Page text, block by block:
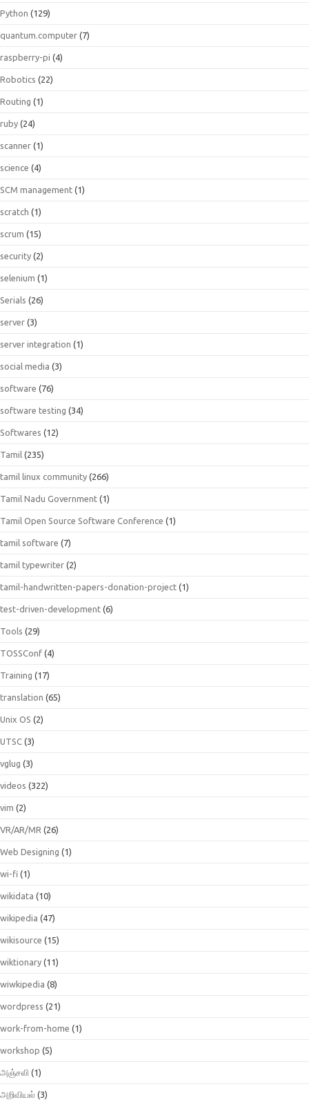
Python (129)
quantum.computer (7)
raspberry-pi (4)
Robotics (22)
Routing (1)
ruby (24)
scanner (1)
science (4)
SCM management (1)
scratch (1)
scrum (15)
security (2)
selenium (1)
Serials (26)
server (3)
server integration (1)
social media (3)
software (76)
software testing (34)
Softwares (12)
Tamil (235)
tamil linux community (266)
Tamil Nadu Government (1)
Tamil Open Source Software Conference (1)
tamil software (7)
tamil typewriter (2)
tamil-handwritten-papers-donation-project (1)
test-driven-development (6)
Tools (29)
TOSSConf (4)
Training (17)
translation (65)
Unix OS (2)
UTSC (3)
vglug (3)
videos (322)
vim (2)
VR/AR/MR (26)
Web Designing (1)
wi-fi (1)
wikidata (10)
wikipedia (47)
wikisource (15)
wiktionary (11)
wiwkipedia (8)
wordpress (21)
work-from-home (1)
workshop (5)
அஞ்சலி (1)
அறிவியல் (3)